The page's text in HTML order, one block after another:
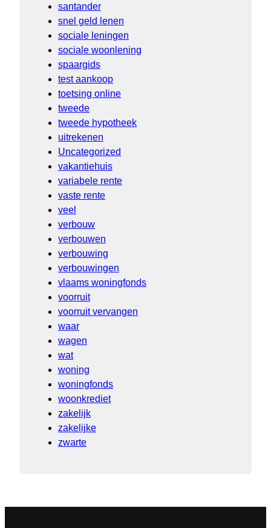
santander
snel geld lenen
sociale leningen
sociale woonlening
spaargids
test aankoop
toetsing online
tweede
tweede hypotheek
uitrekenen
Uncategorized
vakantiehuis
variabele rente
vaste rente
veel
verbouw
verbouwen
verbouwing
verbouwingen
vlaams woningfonds
voorruit
voorruit vervangen
waar
wagen
wat
woning
woningfonds
woonkrediet
zakelijk
zakelijke
zwarte